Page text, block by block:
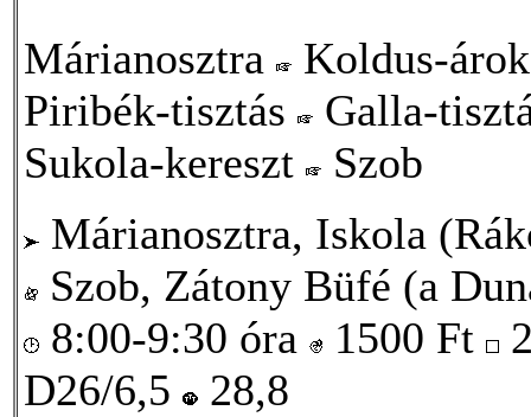
Márianosztra
Koldus-
Piribék-tisztás
Galla-
Sukola-kereszt
Szob
Márianosztra, Iskola
Szob, Zátony Büfé (a
8:00-9:30 óra
1500 Ft
D26/6,5
28,8